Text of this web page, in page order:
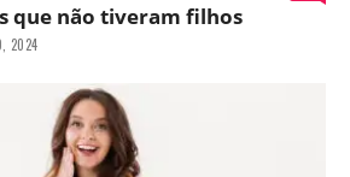
que não tiveram filhos
2024